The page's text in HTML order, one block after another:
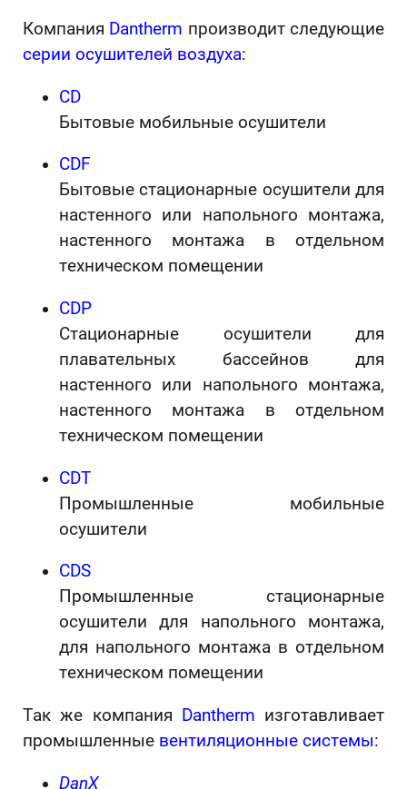
Компания Dantherm производит следующие
серии осушителей воздуха:
CD
Бытовые мобильные осушители
CDF
Бытовые стационарные осушители для
настенного или напольного монтажа,
настенного монтажа в отдельном
техническом помещении
CDP
Стационарные осушители для
плавательных бассейнов для
настенного или напольного монтажа,
настенного монтажа в отдельном
техническом помещении
CDT
Промышленные мобильные
осушители
CDS
Промышленные стационарные
осушители для напольного монтажа,
для напольного монтажа в отдельном
техническом помещении
Так же компания Dantherm изготавливает
промышленные вентиляционные системы:
DanX